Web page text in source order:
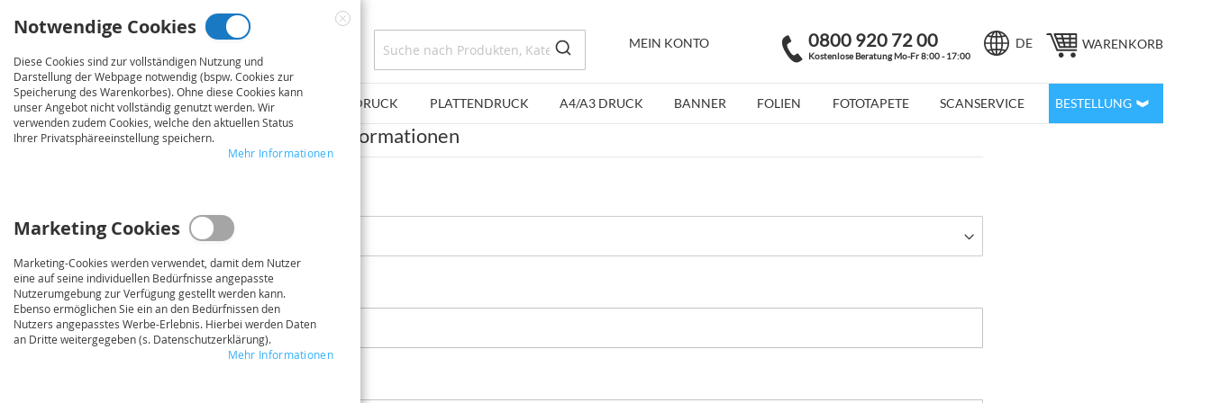
zum
Inhalt
MEIN KONTO 0800 920 72 00
Kostenlose Beratung Mo-Fr 8:00 - 17:00
SpracheDE WARENKORB
PLOTSERVICE PLAKATE/POSTER FINE ART DRUCK PLATTENDRUCK A4/A3 DRUCK BANNER FOLIEN FOTOTAPETE SCANSERVICE BESTELLUNG
Persönliche Informationen
Vorname
Notwendige Cookies
Diese Cookies sind zur vollständigen Nutzung und
Darstellung der Webpage notwendig (bspw. Cookies zur
Speicherung des Warenkorbes). Ohne diese Cookies kann
unser Angebot nicht vollständig genutzt werden. Wir
verwenden zudem Cookies, welche den aktuellen Status
Ihrer Privatsphäreeinstellung speichern.
Mehr Informationen
Marketing Cookies
Marketing-Cookies werden verwendet, damit dem Nutzer
eine auf seine individuellen Bedürfnisse angepasste
Nutzerumgebung zur Verfügung gestellt werden kann.
Ebenso ermöglichen Sie ein an den Bedürfnissen den
Nutzers angepasstes Werbe-Erlebnis. Hierbei werden Daten
an Dritte weitergegeben (s. Datenschutzerklärung).
Mehr Informationen